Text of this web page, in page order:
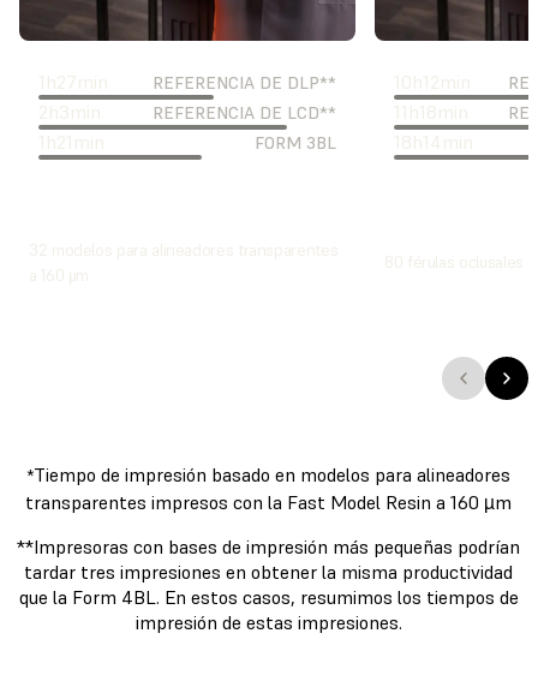
1 h27min REFERENCIA DE DLP**
2h3min REFERENCIA DE LCD**
1 h21 min FORM 3BL
32 modelos para alineadores transparentes
a 160 μm
10h 12min
11 h 18min
18h 14 min
80 férulas oclusales a
*Tiempo de impresión basado en modelos para alineadores
transparentes impresos con la Fast Model Resin a 160 µm
**Impresoras con bases de impresión más pequeñas podrían
tardar tres impresiones en obtener la misma productividad
que la Form 4BL. En estos casos, resumimos los tiempos de
impresión de estas impresiones.